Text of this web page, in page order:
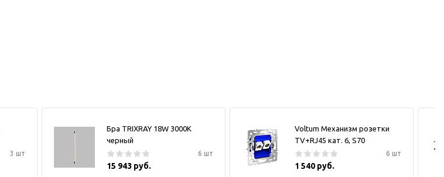
3 шт
Бра TRIXRAY 18W 3000К
черный
6 шт
15 943 руб.
Voltum Механизм розетки
TV+RJ45 кат. 6, S70
6 шт
1 540 руб.